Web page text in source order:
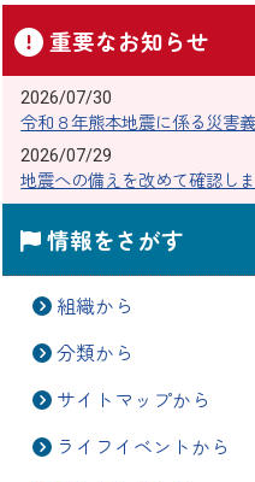
重要なお知らせ
2026/07/30
令和８年熊本地震に係る災害
2026/07/29
地震への備えを改めて確認し
情報をさがす
組織から
分類から
サイトマップから
ライフイベントから